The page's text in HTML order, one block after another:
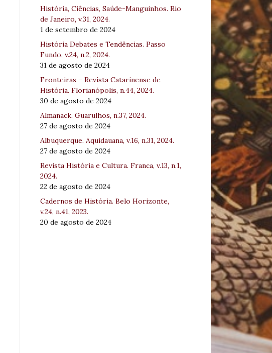
História, Ciências, Saúde-Manguinhos. Rio
de Janeiro, v.31, 2024.
1 de setembro de 2024
História Debates e Tendências. Passo
Fundo, v.24, n.2, 2024.
31 de agosto de 2024
Fronteiras – Revista Catarinense de
História. Florianópolis, n.44, 2024.
30 de agosto de 2024
Almanack. Guarulhos, n.37, 2024.
27 de agosto de 2024
Albuquerque. Aquidauana, v.16, n.31, 2024.
27 de agosto de 2024
Revista História e Cultura. Franca, v.13, n.1,
2024.
22 de agosto de 2024
Cadernos de História. Belo Horizonte,
v.24, n.41, 2023.
20 de agosto de 2024